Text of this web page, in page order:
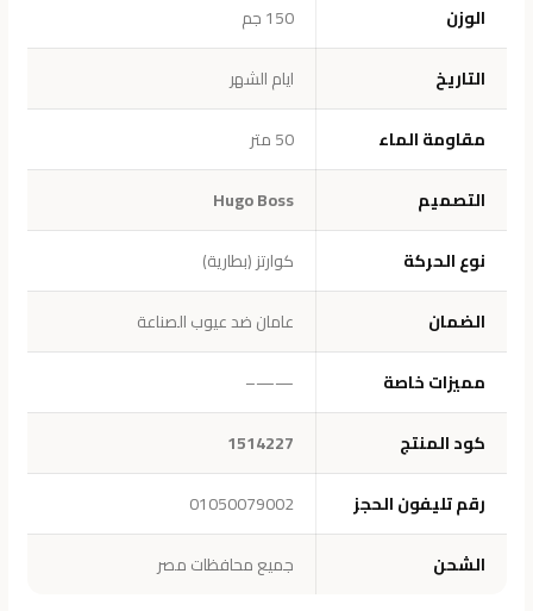
الوزن
150 جم
التاريخ
ايام الشهر
مقاومة الماء
50 متر
التصميم
Hugo Boss
نوع الحركة
كوارتز (بطارية)
الضمان
عامان ضد عيوب الصناعة
مميزات خاصة
——–
كود المنتج
1514227
رقم تليفون الحجز
01050079002
الشحن
جميع محافظات مصر